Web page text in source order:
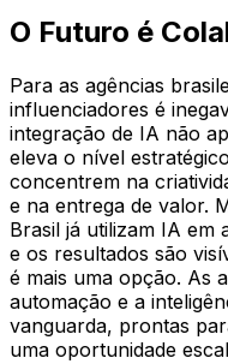
O Futuro é
Para as agências
influenciadores é
integração de IA não
eleva o nível
concentrem na
e na entrega de valor.
Brasil já utilizam IA em
e os resultados são
é mais uma opção. As
automação e a
vanguarda, prontas
uma oportunidade